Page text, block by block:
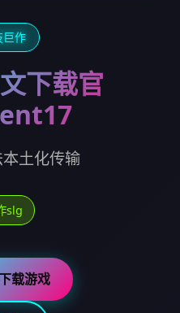
巨作
下载官
土化传输
slg
载游戏